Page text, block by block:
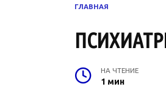
ГЛАВНАЯ
НА ЧТЕНИЕ
1 мин